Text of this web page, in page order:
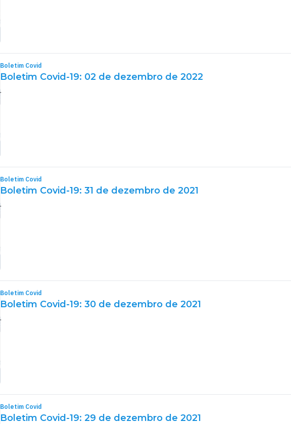
Boletim Covid
Boletim Covid-19: 02 de dezembro de 2022
.
Boletim Covid
Boletim Covid-19: 31 de dezembro de 2021
.
Boletim Covid
Boletim Covid-19: 30 de dezembro de 2021
.
Boletim Covid
Boletim Covid-19: 29 de dezembro de 2021